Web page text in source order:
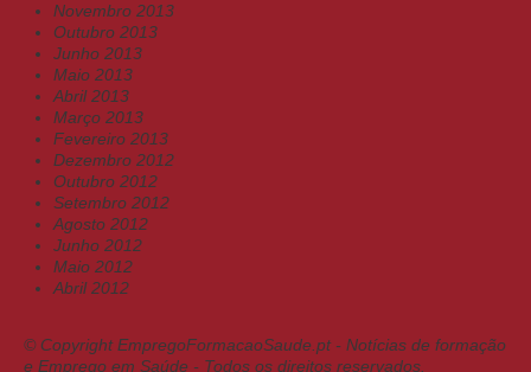
Novembro 2013
Outubro 2013
Junho 2013
Maio 2013
Abril 2013
Março 2013
Fevereiro 2013
Dezembro 2012
Outubro 2012
Setembro 2012
Agosto 2012
Junho 2012
Maio 2012
Abril 2012
© Copyright EmpregoFormacaoSaude.pt - Notícias de formação
e Emprego em Saúde - Todos os direitos reservados.